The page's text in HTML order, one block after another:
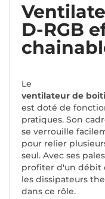
D-RGB
Le
ventilateur de
est doté de
pratiques. Son
se verrouille
pour relier
seul. Avec ses
profiter d'un débit
les dissipateurs
dans ce rôle.